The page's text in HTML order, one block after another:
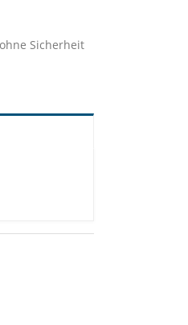
Sicherheit